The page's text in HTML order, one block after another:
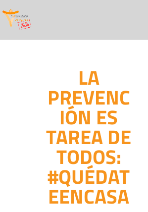
LA
PREVENC
IÓN ES
TAREA DE
TODOS:
#QUÉDAT
EENCASA